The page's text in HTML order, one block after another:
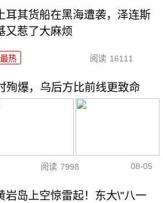
耳其货船在黑海遭袭，泽连斯
又惹了大麻烦
最热 阅读 16111
殉爆，乌后方比前线更致命
阅读 7998 08-05
岩岛上空惊雷起！东大\"八一